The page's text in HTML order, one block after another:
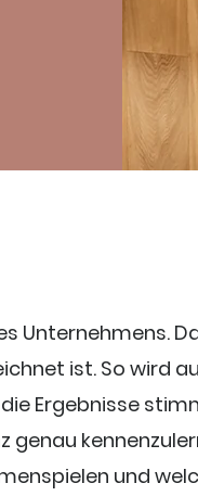
Unternehmens.
ist. So wird
Ergebnisse
genau
und